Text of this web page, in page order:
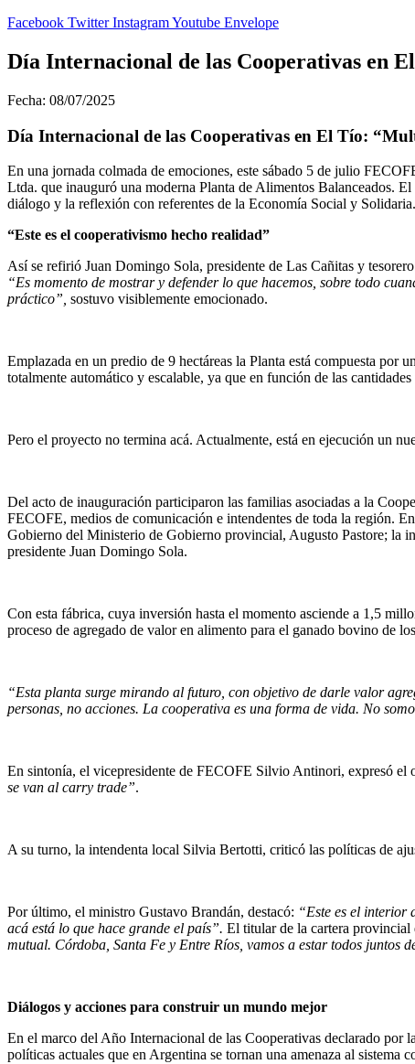
Facebook Twitter InstagramYoutube Envelope
Día Internacional de las Cooperativas en
Fecha: 08/07/2025
Día Internacional de las Cooperativas en El Tío:
En una jornada colmada de emociones, este sábado 5 de julio
Ltda. que inauguró una moderna Planta de Alimentos Balanceados.
diálogo y la reflexión con referentes de la Economía Social y Solidaria.
“Este es el cooperativismo hecho realidad”
Así se refirió Juan Domingo Sola, presidente de Las Cañitas y
“Es momento de mostrar y defender lo que hacemos, sobre todo
práctico”, sostuvo visiblemente emocionado.
Emplazada en un predio de 9 hectáreas la Planta está compuesta por
totalmente automático y escalable, ya que en función de las
Pero el proyecto no termina acá. Actualmente, está en ejecución un
Del acto de inauguración participaron las familias asociadas a la
FECOFE, medios de comunicación e intendentes de toda la región.
Gobierno del Ministerio de Gobierno provincial, Augusto Pastore; la
presidente Juan Domingo Sola.
Con esta fábrica, cuya inversión hasta el momento asciende a 1,5
proceso de agregado de valor en alimento para el ganado bovino de
“Esta planta surge mirando al futuro, con objetivo de darle valor
personas, no acciones. La cooperativa es una forma de vida. No
En sintonía, el vicepresidente de FECOFE Silvio Antinori, expresó el
se van al carry trade”.
A su turno, la intendenta local Silvia Bertotti, criticó las políticas de
Por último, el ministro Gustavo Brandán, destacó: “Este es el interior
acá está lo que hace grande el país”. El titular de la cartera
mutual. Córdoba, Santa Fe y Entre Ríos, vamos a estar todos juntos
Diálogos y acciones para construir un mundo mejor
En el marco del Año Internacional de las Cooperativas declarado
políticas actuales que en Argentina se tornan una amenaza al